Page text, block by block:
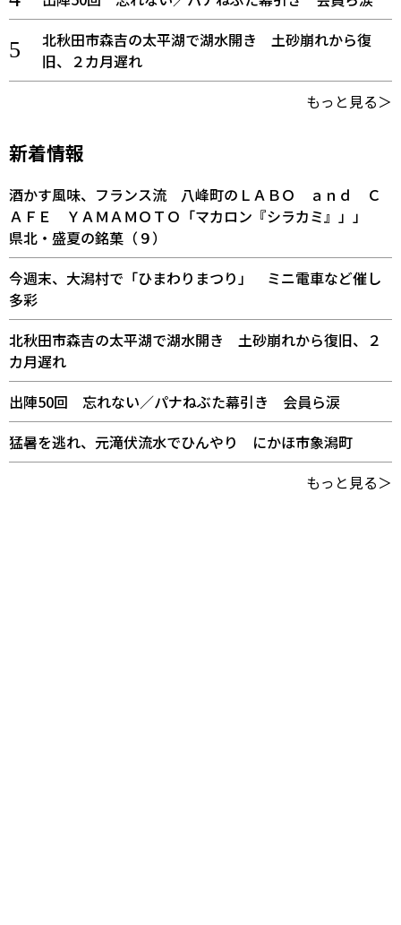
北秋田市森吉の太平湖で湖水開き 土砂崩れから復
旧、２カ月遅れ
もっと見る＞
新着情報
酒かす風味、フランス流 八峰町のＬＡＢＯ ａｎｄ Ｃ
ＡＦＥ ＹＡＭＡＭＯＴＯ「マカロン『シラカミ』」」
県北・盛夏の銘菓（９）
今週末、大潟村で「ひまわりまつり」 ミニ電車など催し
多彩
北秋田市森吉の太平湖で湖水開き 土砂崩れから復旧、２
カ月遅れ
出陣50回 忘れない／パナねぶた幕引き 会員ら涙
猛暑を逃れ、元滝伏流水でひんやり にかほ市象潟町
もっと見る＞